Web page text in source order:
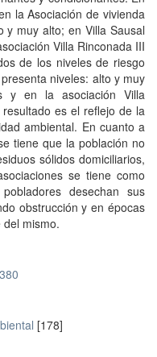
la Asociación de vivienda
y muy alto; en Villa Sausal
Villa Rinconada III
de los niveles de riesgo
niveles: alto y muy
y en la asociación Villa
es el reflejo de la
ambiental. En cuanto a
tiene que la población no
sólidos domiciliarios,
se tiene como
desechan sus
obstrucción y en épocas
mismo.
[178]